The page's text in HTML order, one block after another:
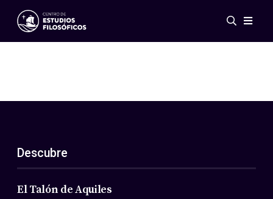
Eventos
ES
EN
Acerca de nosotros
Miembros
Descubre
El Talón de Aquiles